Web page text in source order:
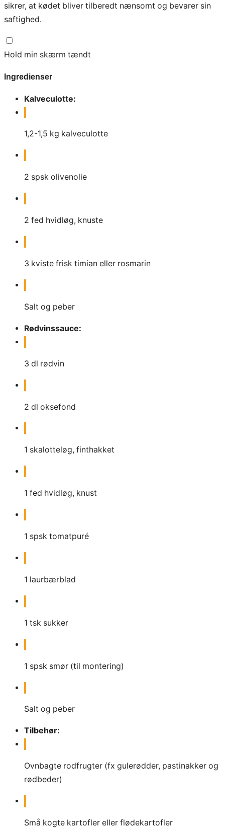
sikrer, at kødet bliver tilberedt nænsomt og bevarer sin
saftighed.
Hold min skærm tændt
Ingredienser
Kalveculotte:
1,2-1,5 kg kalveculotte
2 spsk olivenolie
2 fed hvidløg, knuste
3 kviste frisk timian eller rosmarin
Salt og peber
Rødvinssauce:
3 dl rødvin
2 dl oksefond
1 skalotteløg, finthakket
1 fed hvidløg, knust
1 spsk tomatpuré
1 laurbærblad
1 tsk sukker
1 spsk smør (til montering)
Salt og peber
Tilbehør:
Ovnbagte rodfrugter (fx gulerødder, pastinakker og
rødbeder)
Små kogte kartofler eller flødekartofler